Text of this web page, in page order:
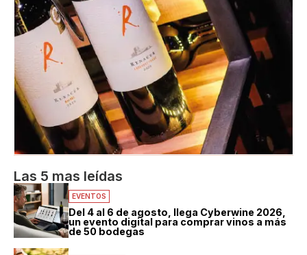
Las 5 mas leídas
EVENTOS
Del 4 al 6 de agosto, llega Cyberwine 2026,
un evento digital para comprar vinos a más
de 50 bodegas